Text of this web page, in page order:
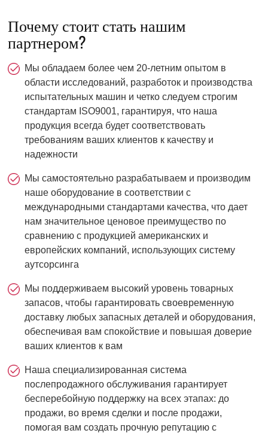
Почему стоит стать нашим
партнером?
Мы обладаем более чем 20-летним опытом в
области исследований, разработок и производства
испытательных машин и четко следуем строгим
стандартам ISO9001, гарантируя, что наша
продукция всегда будет соответствовать
требованиям ваших клиентов к качеству и
надежности
Мы самостоятельно разрабатываем и производим
наше оборудование в соответствии с
международными стандартами качества, что дает
нам значительное ценовое преимущество по
сравнению с продукцией американских и
европейских компаний, использующих систему
аутсорсинга
Мы поддерживаем высокий уровень товарных
запасов, чтобы гарантировать своевременную
доставку любых запасных деталей и оборудования,
обеспечивая вам спокойствие и повышая доверие
ваших клиентов к вам
Наша специализированная система
послепродажного обслуживания гарантирует
бесперебойную поддержку на всех этапах: до
продажи, во время сделки и после продажи,
помогая вам создать прочную репутацию с